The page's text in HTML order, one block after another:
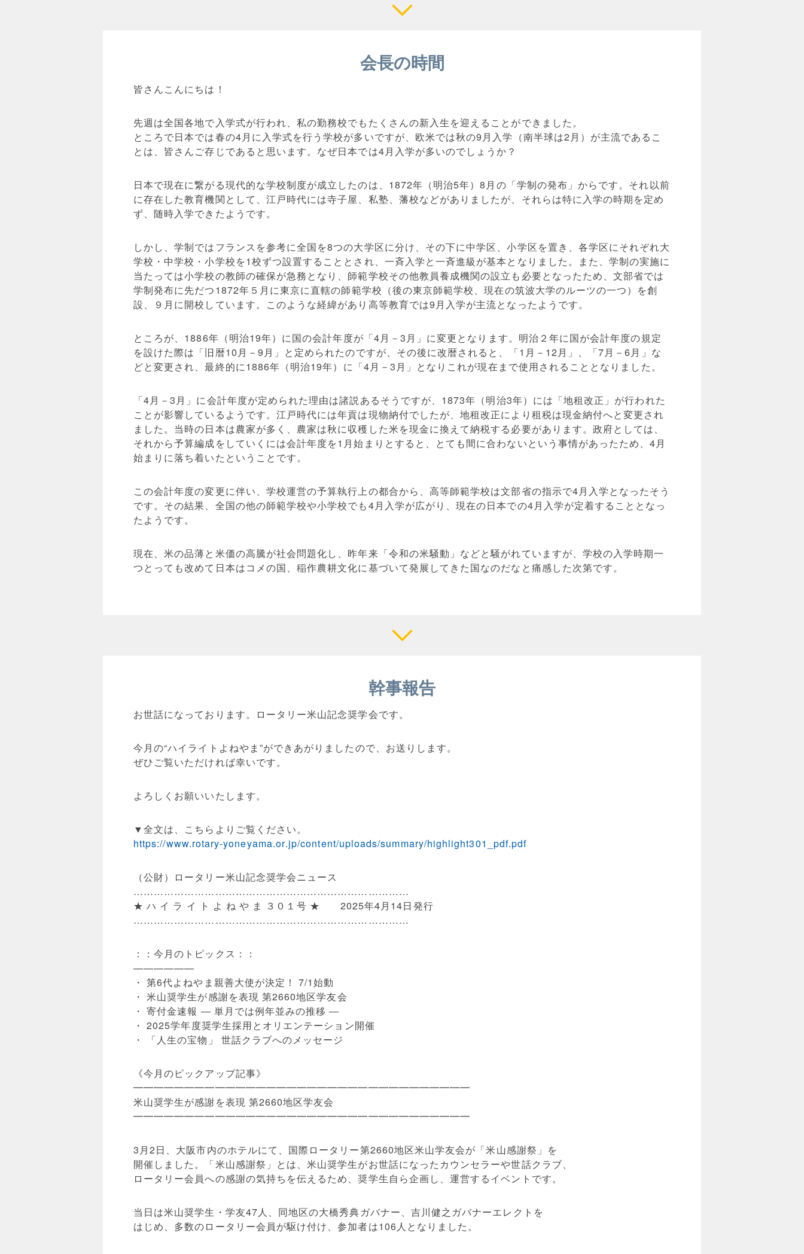
会長の時間
皆さんこんにちは！
先週は全国各地で入学式が行われ、私の勤務校でもたくさんの新入生を迎えることができました。
ところで日本では春の4月に入学式を行う学校が多いですが、欧米では秋の9月入学（南半球は2月）が主流であるこ
とは、皆さんご存じであると思います。なぜ日本では4月入学が多いのでしょうか？
日本で現在に繋がる現代的な学校制度が成立したのは、1872年（明治5年）8月の「学制の発布」からです。それ以前
に存在した教育機関として、江戸時代には寺子屋、私塾、藩校などがありましたが、それらは特に入学の時期を定め
ず、随時入学できたようです。
しかし、学制ではフランスを参考に全国を8つの大学区に分け、その下に中学区、小学区を置き、各学区にそれぞれ大
学校・中学校・小学校を1校ずつ設置することとされ、一斉入学と一斉進級が基本となりました。また、学制の実施に
当たっては小学校の教師の確保が急務となり、師範学校その他教員養成機関の設立も必要となったため、文部省では
学制発布に先だつ1872年５月に東京に直轄の師範学校（後の東京師範学校、現在の筑波大学のルーツの一つ）を創
設、９月に開校しています。このような経緯があり高等教育では9月入学が主流となったようです。
ところが、1886年（明治19年）に国の会計年度が「4月－3月」に変更となります。明治２年に国が会計年度の規定
を設けた際は「旧暦10月－9月」と定められたのですが、その後に改暦されると、「1月－12月」、「7月－6月」な
どと変更され、最終的に1886年（明治19年）に「4月－3月」となりこれが現在まで使用されることとなりました。
「4月－3月」に会計年度が定められた理由は諸説あるそうですが、1873年（明治3年）には「地租改正」が行われた
ことが影響しているようです。江戸時代には年貢は現物納付でしたが、地租改正により租税は現金納付へと変更され
ました。当時の日本は農家が多く、農家は秋に収穫した米を現金に換えて納税する必要があります。政府としては、
それから予算編成をしていくには会計年度を1月始まりとすると、とても間に合わないという事情があったため、4月
始まりに落ち着いたということです。
この会計年度の変更に伴い、学校運営の予算執行上の都合から、高等師範学校は文部省の指示で4月入学となったそう
です。その結果、全国の他の師範学校や小学校でも4月入学が広がり、現在の日本での4月入学が定着することとなっ
たようです。
現在、米の品薄と米価の高騰が社会問題化し、昨年来「令和の米騒動」などと騒がれていますが、学校の入学時期一
つとっても改めて日本はコメの国、稲作農耕文化に基づいて発展してきた国なのだなと痛感した次第です。
幹事報告
お世話になっております。ロータリー米山記念奨学会です。
今月の“ハイライトよねやま”ができあがりましたので、お送りし ます。
ぜひご覧いただければ幸いです。
よろしくお願いいたします。
▼全文は、こちらよりご覧ください。
https://www.rotary-yoneyama.or.jp/content/uploads/summary/highlight301_pdf.pdf
（公財）ロータリー米山記念奨学会ニュース
………………………………………………………………………
★ ハ イ ラ イ ト よ ね や ま ３０１号 ★ 2025年4月14日発行
………………………………………………………………………
：：今月のトピックス：：
——————
・ 第6代よねやま親善大使が決定！ 7/1始動
・ 米山奨学生が感謝を表現 第2660地区学友会
・ 寄付金速報 ― 単月では例年並みの推移 ―
・ 2025学年度奨学生採用とオリエンテーション開催
・ 「人生の宝物」 世話クラブへのメッセージ
《今月のピックアップ記事》
━━━━━━━━━━━━━━━━━━━━━━━━━━━━━━━━━
米山奨学生が感謝を表現 第2660地区学友会
━━━━━━━━━━━━━━━━━━━━━━━━━━━━━━━━━
3月2日、大阪市内のホテルにて、国際ロータリー第2660地区米山学友会が「米山感謝祭」を
開催しました。「米山感謝祭」とは、米山奨学生がお世話になった カウンセラーや世話クラブ、
ロータリー会員への感謝の気持ちを伝えるため、奨学生自ら企画し 、運営するイベントです。
当日は米山奨学生・学友47人、同地区の大橋秀典ガバナー、吉川健之ガバナーエレクトを
はじめ、多数のロータリー会員が駆け付け、参加者は106人とな りました。